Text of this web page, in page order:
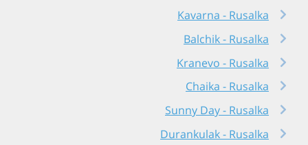
Kavarna - Rusalka
Balchik - Rusalka
Kranevo - Rusalka
Chaika - Rusalka
Sunny Day - Rusalka
Durankulak - Rusalka